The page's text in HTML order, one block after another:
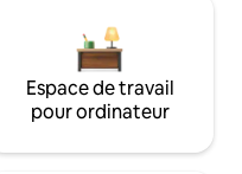
Espace de travail
pour ordinateur